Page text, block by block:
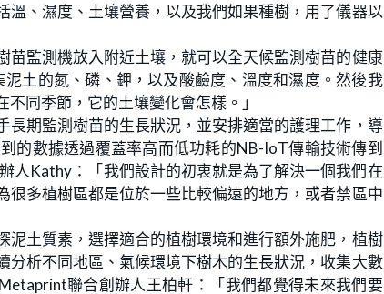
、濕度、土壤營養，以及我們如果種樹，用了儀器以
監測機放入附近土壤，就可以全天候監測樹苗的健康
土的氮、磷、鉀，以及酸鹼度、溫度和濕度。然後我
同季節，它的土壤變化會怎樣。」
期監測樹苗的生長狀況，並安排適當的護理工作，導
的數據透過覆蓋率高而低功耗的NB-IoT傳輸技術傳到
人Kathy：「我們設計的初衷就是為了解決一個我們在
多植樹區都是位於一些比較偏遠的地方，或者禁區中
土質素，選擇適合的植樹環境和進行額外施肥，植樹
析不同地區、氣候環境下樹木的生長狀況，收集大數
聯合創辦人王柏軒：「我們都覺得未來我們要